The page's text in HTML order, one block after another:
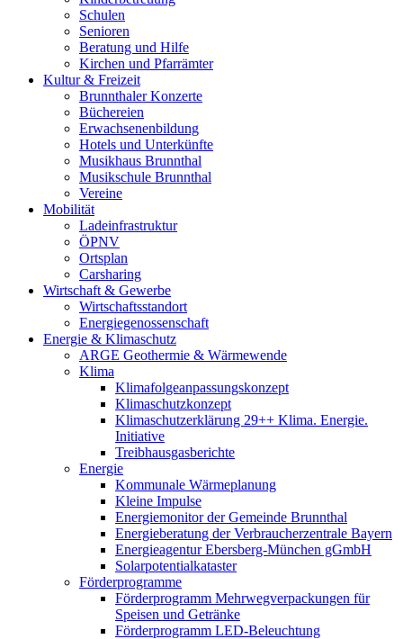
Schulen
Senioren
Beratung und Hilfe
Kirchen und Pfarrämter
Kultur & Freizeit
Brunnthaler Konzerte
Büchereien
Erwachsenenbildung
Hotels und Unterkünfte
Musikhaus Brunnthal
Musikschule Brunnthal
Vereine
Mobilität
Ladeinfrastruktur
ÖPNV
Ortsplan
Carsharing
Wirtschaft & Gewerbe
Wirtschaftsstandort
Energiegenossenschaft
Energie & Klimaschutz
ARGE Geothermie & Wärmewende
Klima
Klimafolgeanpassungskonzept
Klimaschutzkonzept
Klimaschutzerklärung 29++ Klima. Energie.
Initiative
Treibhausgasberichte
Energie
Kommunale Wärmeplanung
Kleine Impulse
Energiemonitor der Gemeinde Brunnthal
Energieberatung der Verbraucherzentrale Bayern
Energieagentur Ebersberg-München gGmbH
Solarpotentialkataster
Förderprogramme
Förderprogramm Mehrwegverpackungen für
Speisen und Getränke
Förderprogramm LED-Beleuchtung